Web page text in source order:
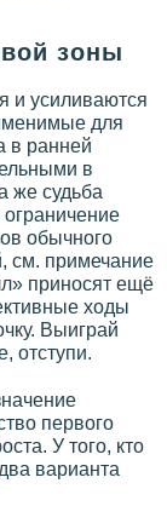
зоны
и усиливаются
для
в ранней
в
же судьба
ограничение
обычного
см. примечание
приносят ещё
ходы
Выиграй
отступи.
первого
У того, кто
варианта